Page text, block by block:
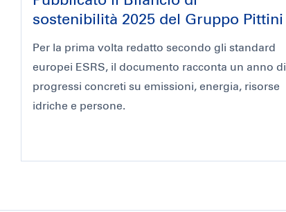
sostenibilità 2025 del Gruppo Pittini
Per la prima volta redatto secondo gli standard
europei ESRS, il documento racconta un anno di
progressi concreti su emissioni, energia, risorse
idriche e persone.